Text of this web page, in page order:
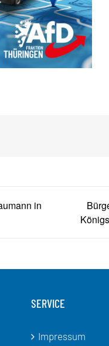
in
SERVICE
Impressum